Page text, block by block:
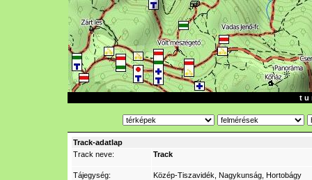
t u
Track-adatlap
Track neve:
Track
Tájegység: Közép-Tiszavidék, Nagykunság, Hortobágy